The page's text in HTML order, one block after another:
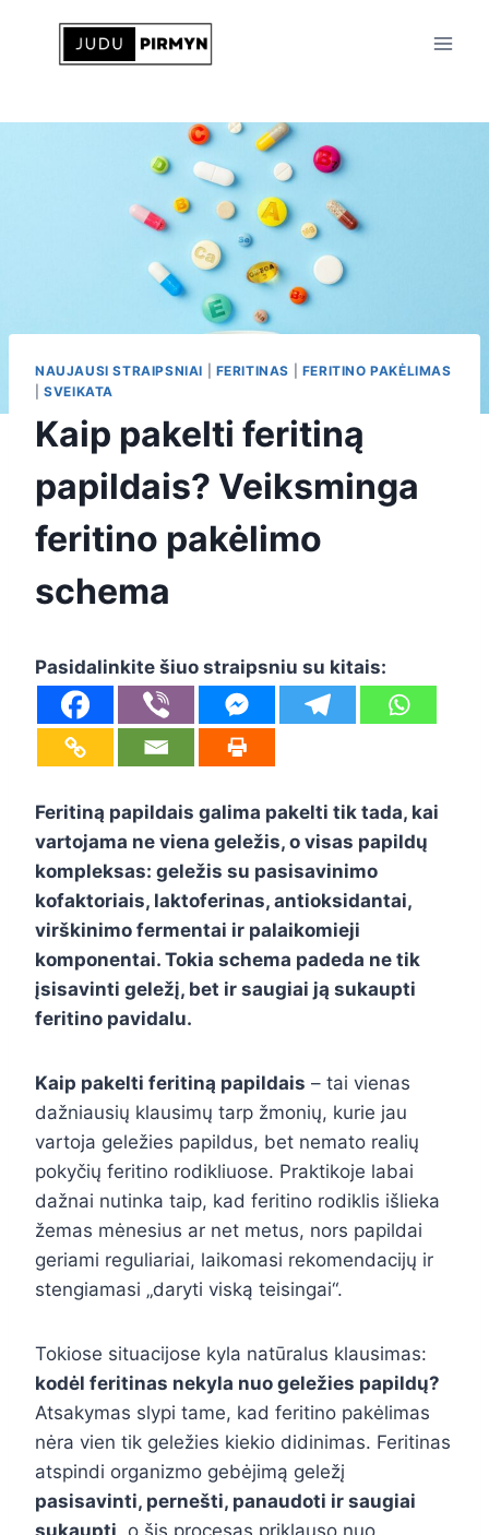
content
NAUJAUSI STRAIPSNIAI FERITINAS
FERITINO PAKĖLIMAS
|SVEIKATA
Kaip pakelti feritiną
papildais? Veiksminga
feritino pakėlimo
schema
Pasidalinkite šiuo straipsniu su kitais:
Feritiną papildais galima pakelti tik tada, kai
vartojama ne viena geležis, o visas papildų
kompleksas: geležis su pasisavinimo
kofaktoriais, laktoferinas, antioksidantai,
virškinimo fermentai ir palaikomieji
komponentai. Tokia schema padeda ne tik
įsisavinti geležį, bet ir saugiai ją sukaupti
feritino pavidalu.
Kaip pakelti feritiną papildais – tai vienas
dažniausių klausimų tarp žmonių, kurie jau
vartoja geležies papildus, bet nemato realių
pokyčių feritino rodikliuose. Praktikoje labai
dažnai nutinka taip, kad feritino rodiklis išlieka
žemas mėnesius ar net metus, nors papildai
geriami reguliariai, laikomasi rekomendacijų ir
stengiamasi „daryti viską teisingai“.
Tokiose situacijose kyla natūralus klausimas:
kodėl feritinas nekyla nuo geležies papildų?
Atsakymas slypi tame, kad feritino pakėlimas
nėra vien tik geležies kiekio didinimas. Feritinas
atspindi organizmo gebėjimą geležį
pasisavinti, pernešti, panaudoti ir saugiai
sukaupti, o šis procesas priklauso nuo